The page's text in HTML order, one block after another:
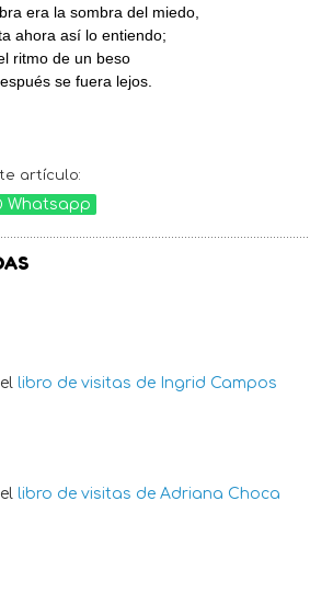
era la sombra del miedo,
ahora así lo entiendo;
ritmo de un beso
se fuera lejos.
artículo:
Whatsapp
libro de visitas de Ingrid Campos
libro de visitas de Adriana Choca